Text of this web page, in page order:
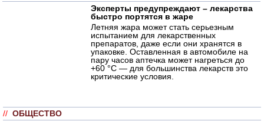
Эксперты предупреждают – лекарства
быстро портятся в жаре
Летняя жара может стать серьезным
испытанием для лекарственных
препаратов, даже если они хранятся в
упаковке. Оставленная в автомобиле на
пару часов аптечка может нагреться до
+60 °C — для большинства лекарств это
критические условия.
// ОБЩЕСТВО